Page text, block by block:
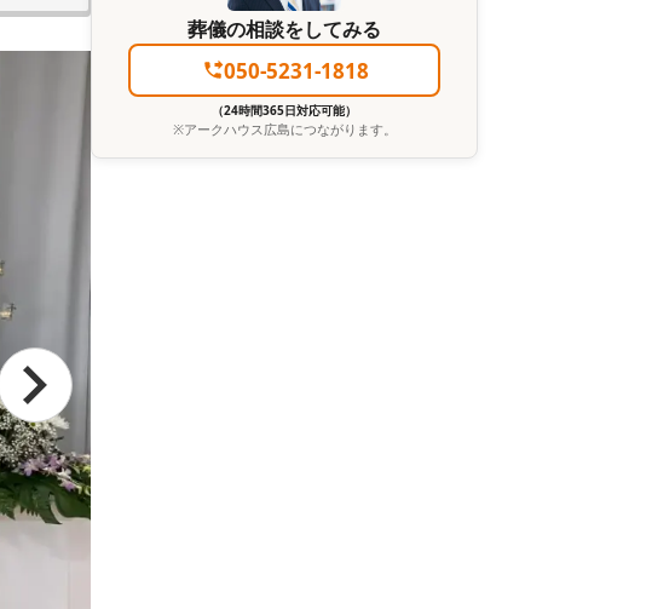
葬儀の相談をしてみる
050-5231-1818
（24時間365日対応可能）
※アークハウス広島につながります。